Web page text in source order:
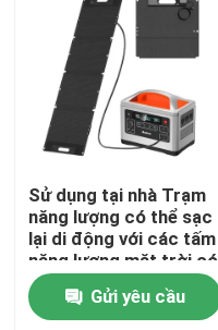
Nhà
Sử dụng tại nhà Trạm
năng lượng có thể sạc
lại di động với các tấm
năng lượng mặt trời có
thể gập lại nhỏ
Gửi yêu cầu